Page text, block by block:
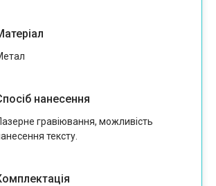
нанесення
гравіювання, можливість
тексту.